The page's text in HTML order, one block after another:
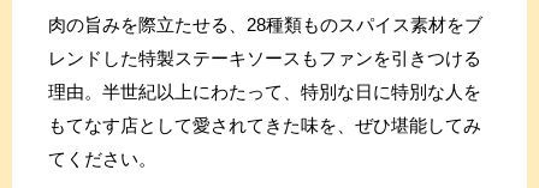
肉の旨みを際立たせる、28種類ものスパイス素材をブ
レンドした特製ステーキソースもファンを引きつける
理由。半世紀以上にわたって、特別な日に特別な人を
もてなす店として愛されてきた味を、ぜひ堪能してみ
てください。